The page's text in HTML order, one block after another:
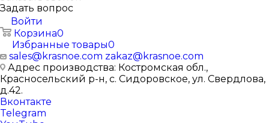
Задать вопрос
Войти
Корзина0
Избранные товары0
sales@krasnoe.com zakaz@krasnoe.com
Адрес производства: Костромская обл.,
Красносельский р-н, с. Сидоровское, ул. Свердлова,
д.42.
Вконтакте
Telegram